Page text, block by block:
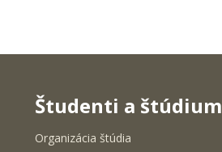
Študenti a štúdium
Organizácia štúdia